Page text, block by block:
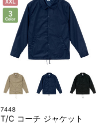
7448
T/C コーチ ジャケット